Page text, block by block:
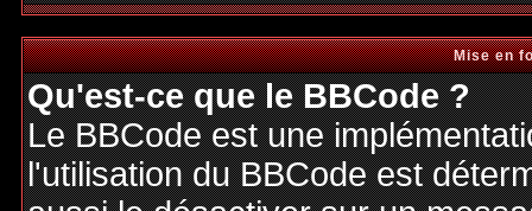
Mise en
Qu'est-ce que le BBCode ?
Le BBCode est une
l'utilisation du BBCode est